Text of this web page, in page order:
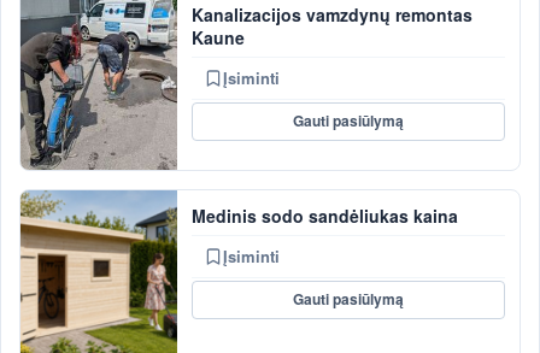
Kanalizacijos vamzdynų remontas
Kaune
Įsiminti
Gauti pasiūlymą
Medinis sodo sandėliukas kaina
Įsiminti
Gauti pasiūlymą